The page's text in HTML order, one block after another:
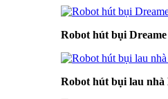
Robot hút bụi Dreame
Robot hút bụi lau nhà